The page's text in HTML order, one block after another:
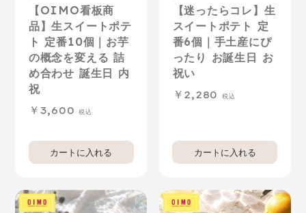
【OIMO看板商
品】生スイートポテ
ト 定番10個｜お芋
の概念を変える 詰
め合わせ 誕生日 内
祝
3,600
【迷ったらコレ】生
スイートポテト 定
番6個｜手土産にぴ
ったり お誕生日 お
祝い
2,280